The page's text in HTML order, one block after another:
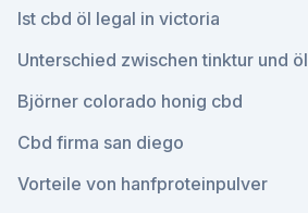
Ist cbd öl legal in victoria
Unterschied zwischen tinktur und öl
Björner colorado honig cbd
Cbd firma san diego
Vorteile von hanfproteinpulver